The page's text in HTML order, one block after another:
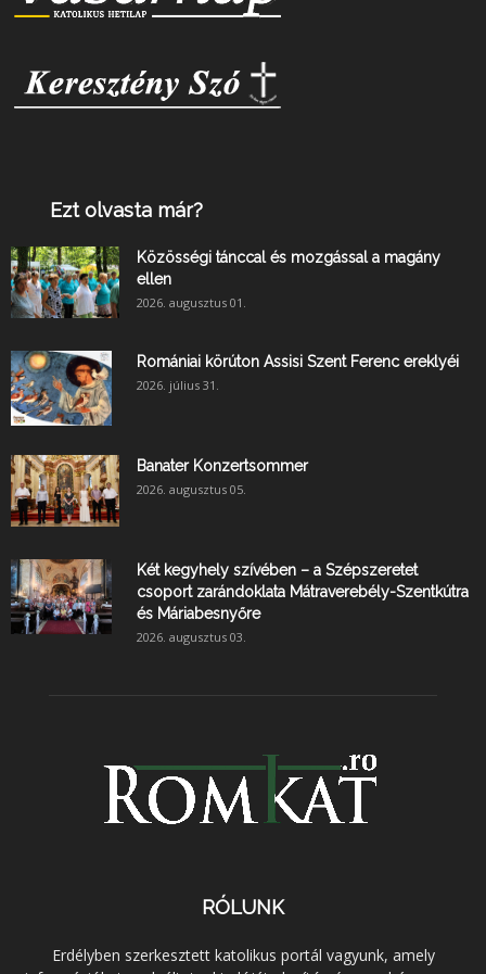
Ezt olvasta már?
Közösségi tánccal és mozgással a magány
ellen
2026. augusztus 01.
Romániai körúton Assisi Szent Ferenc ereklyéi
2026. július 31.
Banater Konzertsommer
2026. augusztus 05.
Két kegyhely szívében – a Szépszeretet
csoport zarándoklata Mátraverebély-Szentkútra
és Máriabesnyőre
2026. augusztus 03.
RÓLUNK
Erdélyben szerkesztett katolikus portál vagyunk, amely